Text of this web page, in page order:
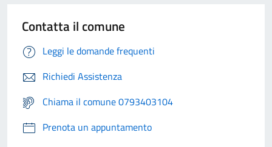
Contatta il comune
Leggi le domande frequenti
Richiedi Assistenza
Chiama il comune 0793403104
Prenota un appuntamento